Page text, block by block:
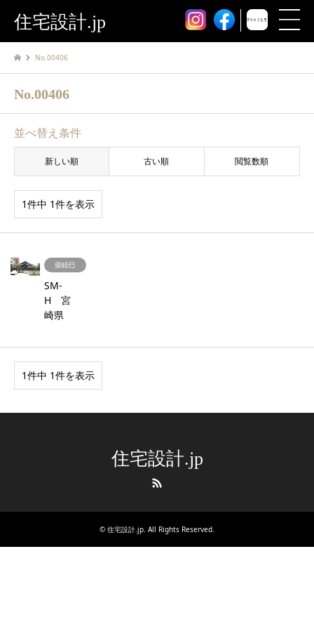
住宅設計.jp
No.00406
No.00406
並べ替え条件
新しい順 古い順 閲覧数順
1件中 1件を表示
柴睦巳
SM-
H 宮
崎県
1件中 1件を表示
住宅設計.jp
© 住宅設計.jp. All Rights Reserved.